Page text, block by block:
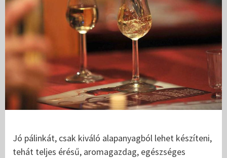
Jó pálinkát, csak kiváló alapanyagból lehet készíteni,
tehát teljes érésű, aromagazdag, egészséges